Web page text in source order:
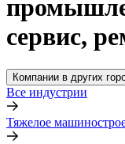
сервис,
Компании в других
Все индустрии
Тяжелое